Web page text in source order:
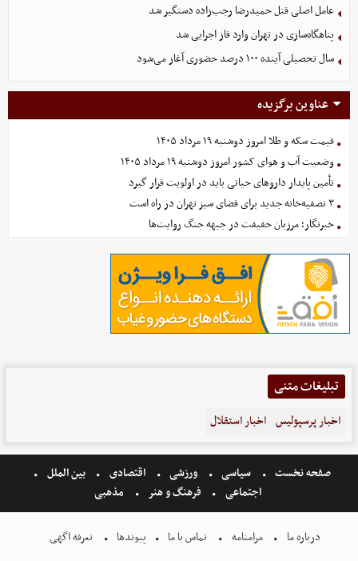
عامل اصلی قتل حمیدرضا رجب‌زاده دستگیر شد
پناهگاه‌سازی در تهران وارد فاز اجرایی شد
سال تحصیلی آینده ۱۰۰ درصد حضوری آغاز می‌شود
عناوین برگزیده
قیمت سکه و طلا امروز دوشنبه ۱۹ مرداد ۱۴۰۵
وضعیت آب و هوای کشور امروز دوشنبه ۱۹ مرداد ۱۴۰۵
تأمین پایدار داروهای حیاتی باید در اولویت قرار گیرد
۳ تصفیه‌خانه جدید برای فضای سبز تهران در راه است
خبرنگار؛ مرزبان حقیقت در جبهه جنگ روایت‌ها
تبلیغات متنی
اخبار پرسپولیس اخبار استقلال
صفحه نخست سیاسی ورزشی اقتصادی
بین الملل
اجتماعی
فرهنگ و هنر مذهبی
درباره ما مرامنامه تماس با ما پیوندها تعرفه اگهی